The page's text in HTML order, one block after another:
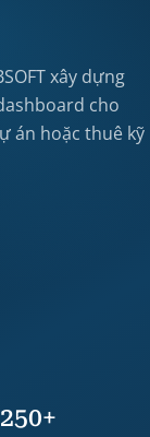
xây dựng
cho
án hoặc thuê kỹ
250+